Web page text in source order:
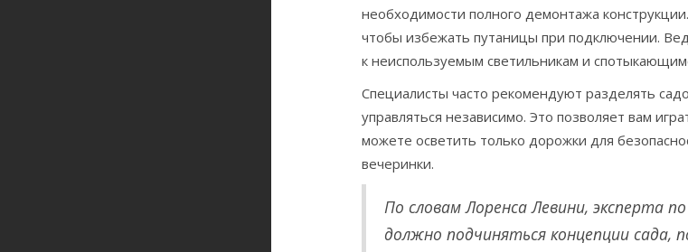
необходимости полного демонтажа
чтобы избежать путаницы при подключении.
к неиспользуемым светильникам и
Специалисты часто рекомендуют разделять
управляться независимо. Это позволяет вам
можете осветить только дорожки для
вечеринки.
По словам Лоренса Левини, эксперта
должно подчиняться концепции сада,